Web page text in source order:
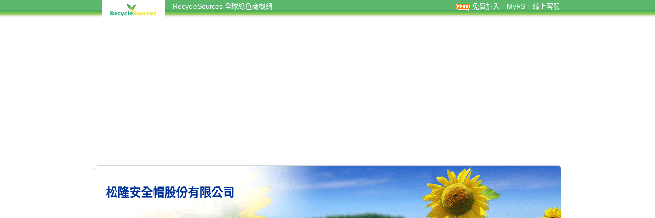
RecycleSources 全球綠色商機網 免費加入 MyRS 線上客服
松隆安全帽股份有限公司